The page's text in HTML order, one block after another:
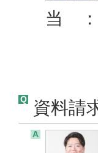
当
Q 資料請
A